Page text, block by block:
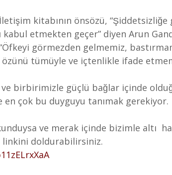
kitabının önsözü, “Şiddetsizliğe
kabul etmekten geçer” diyen Arun
görmezden gelmemiz,
tümüyle ve içtenlikle ifade
birbirimizle güçlü bağlar içinde
çok bu duyguyu tanımak gerekiyor.
ve merak içinde bizimle altı
linkini doldurabilirsiniz.